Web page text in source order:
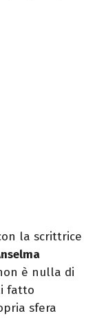
la scrittrice
è nulla di
fatto
sfera